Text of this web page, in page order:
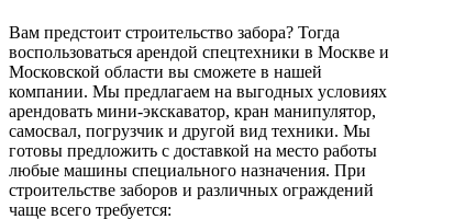
Вам предстоит строительство забора? Тогда
воспользоваться арендой спецтехники в Москве и
Московской области вы сможете в нашей
компании. Мы предлагаем на выгодных условиях
арендовать мини-экскаватор, кран манипулятор,
самосвал, погрузчик и другой вид техники. Мы
готовы предложить с доставкой на место работы
любые машины специального назначения. При
строительстве заборов и различных ограждений
чаще всего требуется: